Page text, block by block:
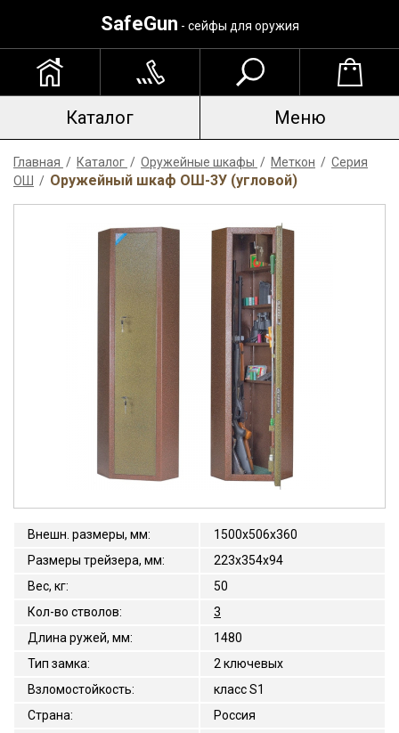
SafeGun - сейфы для оружия
Каталог Меню
Главная / Каталог / Оружейные шкафы / Меткон / Серия
ОШ
/ Оружейный шкаф ОШ-3У (угловой)
Внешн. размеры, мм:
1500x506x360
Размеры трейзера, мм:
223x354x94
Вес, кг:
50
Кол-во стволов:
3
Длина ружей, мм:
1480
Тип замка:
2 ключевых
Взломостойкость:
класс S1
Страна:
Россия